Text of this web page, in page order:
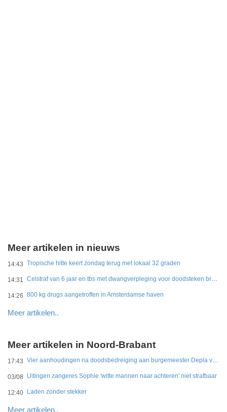
Meer artikelen in nieuws
14:43 Tropische hitte keert zondag terug met lokaal 32 graden
14:31 Celstraf van 6 jaar en tbs met dwangverpleging voor doodsteken broer in Gouda
14:26 800 kg drugs aangetroffen in Amsterdamse haven
Meer artikelen..
Meer artikelen in Noord-Brabant
17:43 Vier aanhoudingen na doodsbedreiging aan burgemeester Depla van Breda
03/08 Uitingen zangeres Sophie 'witte mannen naar achteren' niet strafbaar
12:40 Laden zonder stekker
Meer artikelen..